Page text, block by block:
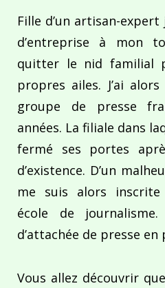
Fille d’un artisan-
d’entreprise à mon
quitter le nid familial
propres ailes. J’ai
groupe de presse
années. La filiale dans
fermé ses portes
d’existence. D’un
me suis alors
école de
d’attachée de presse
Vous allez découvrir